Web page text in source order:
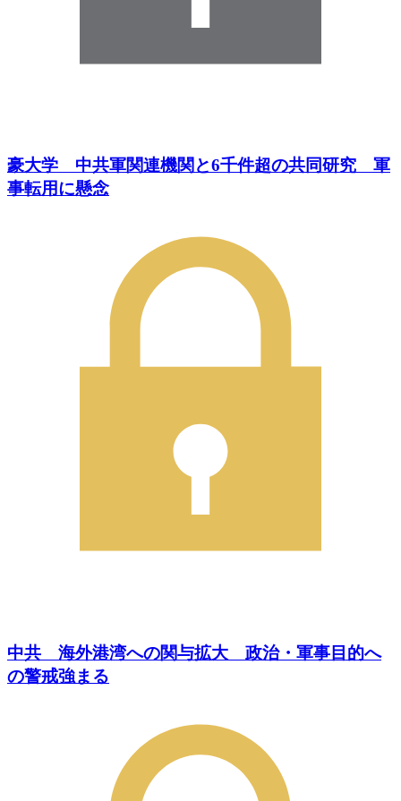
豪大学 中共軍関連機関と6千件超の共同研究 軍
事転用に懸念
中共 海外港湾への関与拡大 政治・軍事目的へ
の警戒強まる